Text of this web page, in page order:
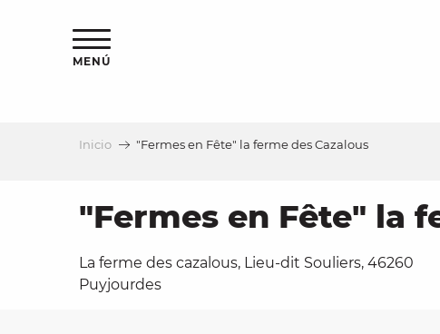
MENÚ
Inicio "Fermes en Fête" la ferme des Cazalous
"Fermes en Fête" la
La ferme des cazalous, Lieu-dit Souliers, 46260
Puyjourdes